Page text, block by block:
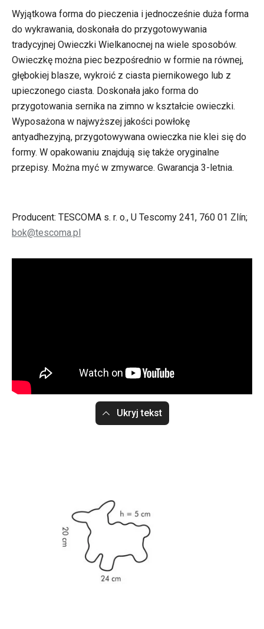
Wyjątkowa forma do pieczenia i jednocześnie duża forma
do wykrawania, doskonała do przygotowywania
tradycyjnej Owieczki Wielkanocnej na wiele sposobów.
Owieczkę można piec bezpośrednio w formie na równej,
głębokiej blasze, wykroić z ciasta piernikowego lub z
upieczonego ciasta. Doskonała jako forma do
przygotowania sernika na zimno w kształcie owieczki.
Wyposażona w najwyższej jakości powłokę
antyadhezyjną, przygotowywana owieczka nie klei się do
formy. W opakowaniu znajdują się także oryginalne
przepisy. Można myć w zmywarce. Gwarancja 3-letnia.
Producent: TESCOMA s. r. o., U Tescomy 241, 760 01 Zlín;
bok@tescoma.pl
Ukryj tekst